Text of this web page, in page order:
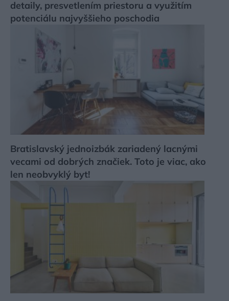
detaily, presvetlením priestoru a využitím
potenciálu najvyššieho poschodia
Bratislavský jednoizbák zariadený lacnými
vecami od dobrých značiek. Toto je viac, ako
len neobvyklý byt!